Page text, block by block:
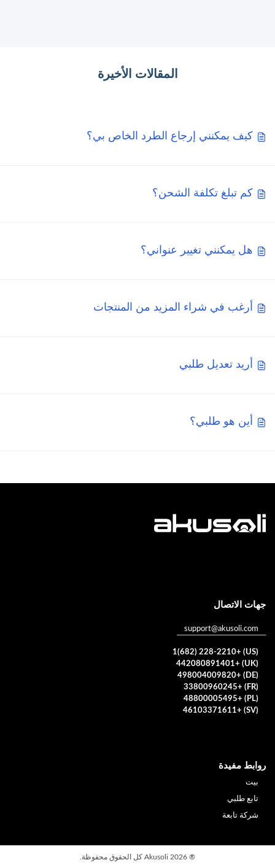
المقالات الأخيرة
كيف يمكنني إرجاع الطرد الخاص بي؟
كم تبلغ تكلفة الشحن؟
هل يمكنني تغيير عنواني؟
أرغب في شراء المزيد من المنتجات
أريد تعديل طلبي
أين هو طلبي؟
جهات الاتصال
support@akusoli.com
روابط مفيدة
بيت
تابع طلبي
شركة تابعة
®2026 Akusoli كل الحقوق محفوظة.